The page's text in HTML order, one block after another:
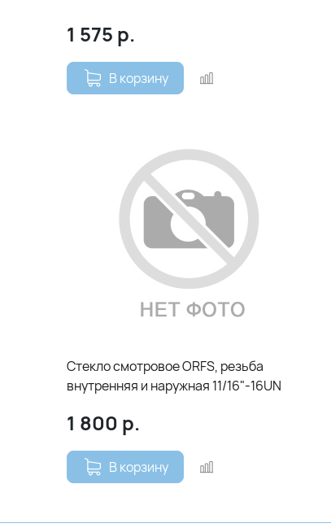
1 575 р.
В корзину
Стекло смотровое ORFS, резьба
внутренняя и наружная 11/16"-16UN
1 800 р.
В корзину